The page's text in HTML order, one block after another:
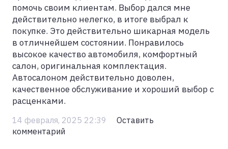
помочь своим клиентам. Выбор дался мне
действительно нелегко, в итоге выбрал к
покупке. Это действительно шикарная модель
в отличнейшем состоянии. Понравилось
высокое качество автомобиля, комфортный
салон, оригинальная комплектация.
Автосалоном действительно доволен,
качественное обслуживание и хороший выбор с
расценками.
14 февраля, 2025 22:39
Оставить
комментарий